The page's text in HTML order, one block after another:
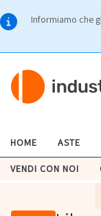
Informiamo che
HOME ASTE
VENDI CON NOI